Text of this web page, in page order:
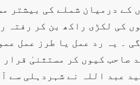
درمیان شملے کی بیشتر
کی لکڑی راکھ بن کر رفتہ
۔ یہ رد عمل یا طرز عمل
کیوں کر مستثنیٰ قرار
عبد اللہ نے شہردہلی سے